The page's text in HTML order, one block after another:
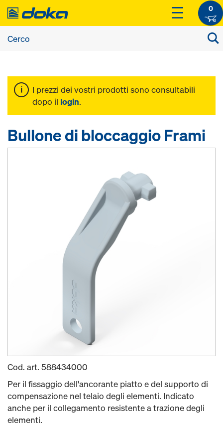
0
I prezzi dei vostri prodotti sono consultabili
dopo il login.
Bullone di bloccaggio Frami
Cod. art. 588434000
Per il fissaggio dell'ancorante piatto e del supporto di
compensazione nel telaio degli elementi. Indicato
anche per il collegamento resistente a trazione degli
elementi.